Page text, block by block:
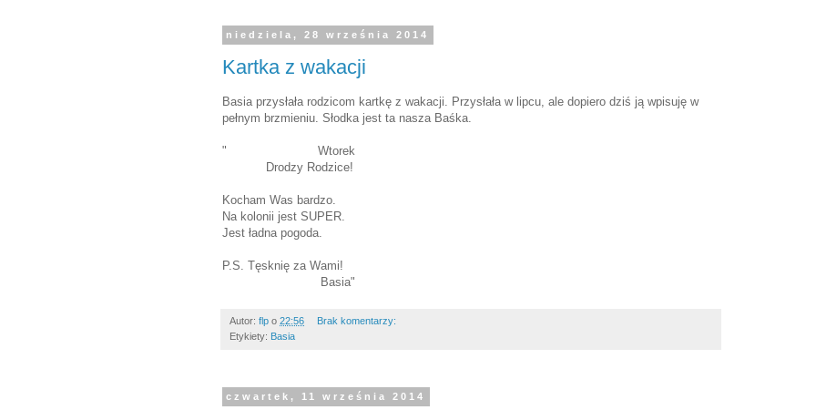
niedziela, 28 września 2014
Kartka z wakacji
Basia przysłała rodzicom kartkę z wakacji. Przysłała w lipcu, ale dopiero dziś ją wpisuję w
pełnym brzmieniu. Słodka jest ta nasza Baśka.
" Wtorek
Drodzy Rodzice!
Kocham Was bardzo.
Na kolonii jest SUPER.
Jest ładna pogoda.
P.S. Tęsknię za Wami!
Basia"
Autor: flp o 22:56
Brak komentarzy:
Etykiety: Basia
czwartek, 11 września 2014